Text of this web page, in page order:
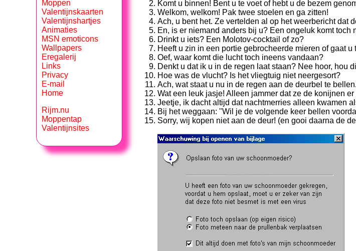
Moppen
Valentijnskaarten
Valentijnshartjes
Animaties
MSN emoticons
Wallpapers
Eregalerij
Links
Privacy
E-mail
Home
Rijm.nu
Moppentap
Valentijnsites
Komt u binnen! Bent u te voet of hebt u de bezem
Welkom, welkom! Pak twee stoelen en ga zitten!
Ach, u bent het. Ze vertelden al op het weerbericht dat
En, is er niemand anders bij u? Een ongeluk komt toch
Drinkt u iets? Een Molotov-cocktail of zo?
Heeft u zin in een portie gebrocheerde mieren of gaat
Oef, waar komt die lucht toch ineens vandaan?
Denkt u dat ik u in de regen laat staan? Nee hoor, hou
Hoe was de vlucht? Is het vliegtuig niet neergesort?
Ach, wat staat u nu in de regen aan de deurbel te
Wat een leuk jasje! Alleen jammer dat ze de konijnen
Jeetje, ik dacht altijd dat nachtmerries alleen kwamen
Bij het weggaan: "Wil je de volgende keer bellen
Sorry, wij kopen niet aan de deur! (en gooi daarna de